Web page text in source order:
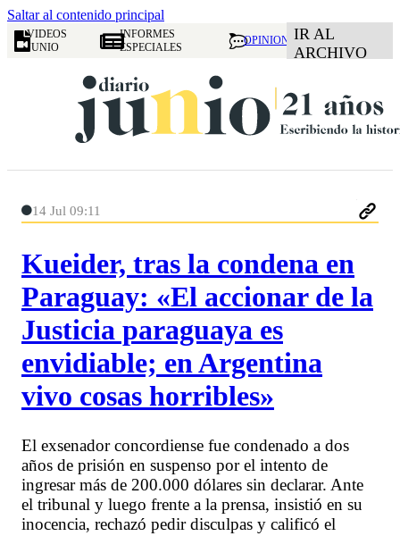
Saltar al contenido principal
VIDEOS
JUNIO
INFORMES
ESPECIALES
OPINION IR AL
ARCHIVO
14 Jul 09:11
Kueider, tras la condena en
Paraguay: «El accionar de la
Justicia paraguaya es
envidiable; en Argentina
vivo cosas horribles»
El exsenador concordiense fue condenado a dos
años de prisión en suspenso por el intento de
ingresar más de 200.000 dólares sin declarar. Ante
el tribunal y luego frente a la prensa, insistió en su
inocencia, rechazó pedir disculpas y calificó el